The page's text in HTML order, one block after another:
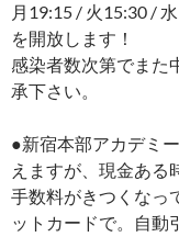
月19:15 / 火15:30 /
を開放します！
感染者数次第でまた
承下さい。
●新宿本部アカデミ
えますが、現金ある
手数料がきつくなっ
ットカードで。自動